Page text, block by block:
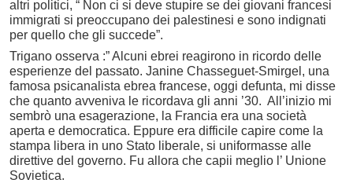
altri politici, “ Non ci si deve stupire se dei giovani francesi
immigrati si preoccupano dei palestinesi e sono indignati
per quello che gli succede”.
Trigano osserva :” Alcuni ebrei reagirono in ricordo delle
esperienze del passato. Janine Chasseguet-Smirgel, una
famosa psicanalista ebrea francese, oggi defunta, mi disse
che quanto avveniva le ricordava gli anni ’30. All’inizio mi
sembrò una esagerazione, la Francia era una società
aperta e democratica. Eppure era difficile capire come la
stampa libera in uno Stato liberale, si uniformasse alle
direttive del governo. Fu allora che capii meglio l’ Unione
Sovietica.